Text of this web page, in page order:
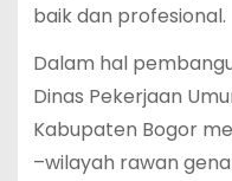
baik dan profesional.
Dalam hal
Dinas Pekerjaan
Kabupaten Bogor
–wilayah rawan